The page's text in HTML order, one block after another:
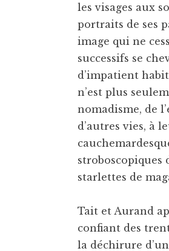
les visages aux
portraits de ses
image qui ne
successifs se
d’impatient
n’est plus
nomadisme, de
d’autres vies, à
stroboscopiques
starlettes de
Tait et Aurand
confiant des
la déchirure